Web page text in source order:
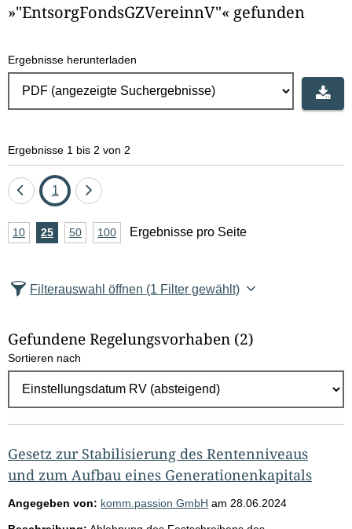
»"EntsorgFondsGZVereinnV"« gefunden
Ergebnisse herunterladen
Ergebnisse 1 bis 2 von 2
Eine
zurück
Seite
1
Eine
vor
A
z
l
E
g
e
b
n
i
10Ergebnisse
25Ergebnisse
50Ergebnisse
100Ergebnisse
Ergebnisse pro Seite
Filterauswahl öffnen (1 Filter gewählt)
Gefundene Regelungsvorhaben (2)
Sortieren nach
Gesetz zur Stabilisierung des Rentenniveaus
und zum Aufbau eines Generationenkapitals
Angegeben von: komm.passion GmbH am 28.06.2024